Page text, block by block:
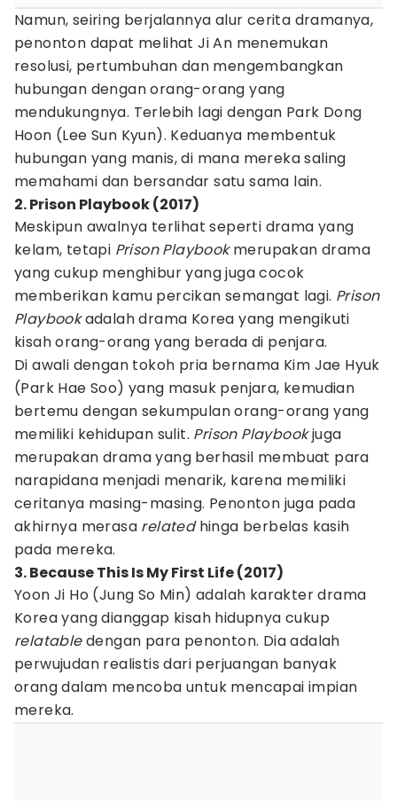
Namun, seiring berjalannya alur cerita dramanya,
penonton dapat melihat Ji An menemukan
resolusi, pertumbuhan dan mengembangkan
hubungan dengan orang-orang yang
mendukungnya. Terlebih lagi dengan Park Dong
Hoon (Lee Sun Kyun). Keduanya membentuk
hubungan yang manis, di mana mereka saling
memahami dan bersandar satu sama lain.
2. Prison Playbook (2017)
Meskipun awalnya terlihat seperti drama yang
kelam, tetapi Prison Playbookmerupakan drama
yang cukup menghibur yang juga cocok
memberikan kamu percikan semangat lagi. Prison
Playbookadalah drama Korea yang mengikuti
kisah orang-orang yang berada di penjara.
Di awali dengan tokoh pria bernama Kim Jae Hyuk
(Park Hae Soo) yang masuk penjara, kemudian
bertemu dengan sekumpulan orang-orang yang
memiliki kehidupan sulit. Prison Playbookjuga
merupakan drama yang berhasil membuat para
narapidana menjadi menarik, karena memiliki
ceritanya masing-masing. Penonton juga pada
akhirnya merasa relatedhinga berbelas kasih
pada mereka.
3. Because This Is My First Life (2017)
Yoon Ji Ho (Jung So Min) adalah karakter drama
Korea yang dianggap kisah hidupnya cukup
relatabledengan para penonton. Dia adalah
perwujudan realistis dari perjuangan banyak
orang dalam mencoba untuk mencapai impian
mereka.